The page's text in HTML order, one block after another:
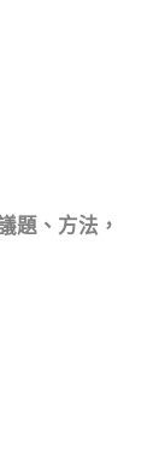
題、方法，